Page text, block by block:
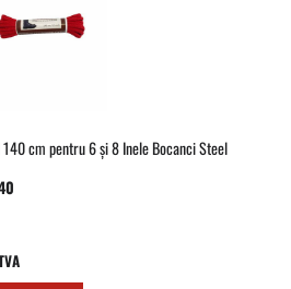
cm pentru 6 și 8 Inele Bocanci Steel